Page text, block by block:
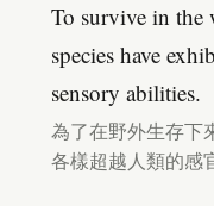
To survive in the
species have
sensory abilities.
為了在野外生存下
各樣超越人類的感